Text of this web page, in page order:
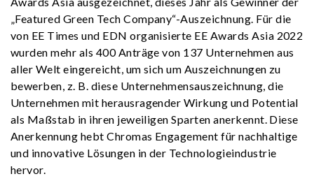
„Featured Green Tech Company“-Auszeichnung. Für die
von EE Times und EDN organisierte EE Awards Asia 2022
wurden mehr als 400 Anträge von 137 Unternehmen aus
aller Welt eingereicht, um sich um Auszeichnungen zu
bewerben, z. B. diese Unternehmensauszeichnung, die
Unternehmen mit herausragender Wirkung und Potential
als Maßstab in ihren jeweiligen Sparten anerkennt. Diese
Anerkennung hebt Chromas Engagement für nachhaltige
und innovative Lösungen in der Technologieindustrie
hervor.